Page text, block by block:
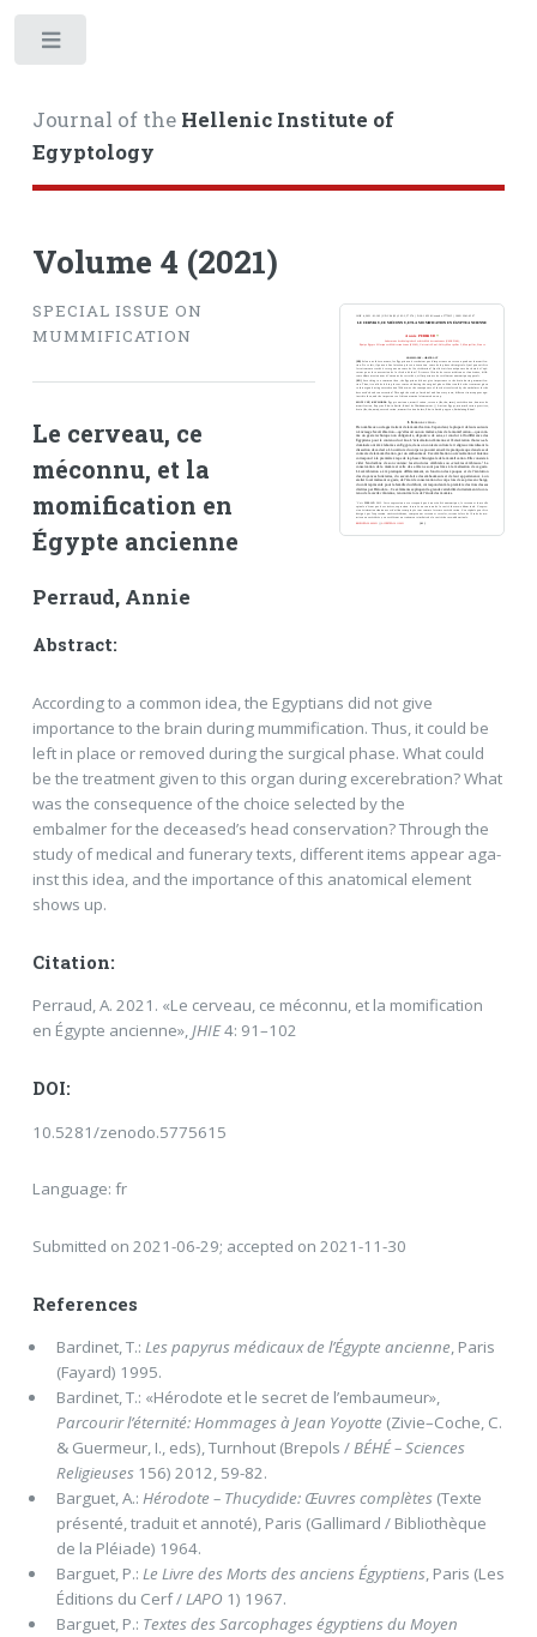
Journal of the Hellenic Institute of
Egyptology
Volume 4 (2021)
SPECIAL ISSUE ON
MUMMIFICATION
Le cerveau, ce
méconnu, et la
momification en
Égypte ancienne
Perraud, Annie
Abstract:
According to a common idea, the Egyptians did not give
importance to the brain during mummifica­tion. Thus, it could be
left in place or removed during the surgical phase. What could
be the treatment given to this organ during excerebration? What
was the consequence of the choice selected by the
embalmer for the deceased’s head conservation? Through the
study of medical and funerary texts, different items appear aga­
inst this idea, and the importance of this anatomical element
shows up.
Citation:
Perraud, A. 2021. «Le cerveau, ce méconnu, et la momification
en Égypte ancienne»,JHIE4: 91–102
DOI:
10.5281/zenodo.5775615
Language: fr
Submitted on 2021-06-29; accepted on 2021-11-30
References
Bardinet, T.: Les papyrus médicaux de l’Égypte ancienne, Paris
(Fayard) 1995.
Bardinet, T.: «Hérodote et le secret de l’embaumeur»,
Parcourir l’éternité: Hommages à Jean Yoyotte (Zivie–Coche, C.
& Guermeur, I., eds), Turnhout (Brepols /BÉHÉ – Sciences
Religieuses156) 2012, 59-82.
Barguet, A.: Hérodote – Thucydide: Œuvres complètes(Texte
présenté, traduit et annoté), Paris (Gallimard / Bibliothèque
de la Pléiade) 1964.
Barguet, P.: Le Livre des Morts des anciens Égyptiens, Paris (Les
Éditions du Cerf /LAPO 1) 1967.
Barguet, P.: Textes des Sarcophages égyptiens du Moyen